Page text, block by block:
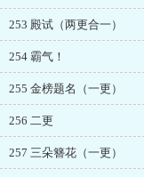
253 殿试（两更合一）
254 霸气！
255 金榜题名（一更）
256 二更
257 三朵簪花（一更）